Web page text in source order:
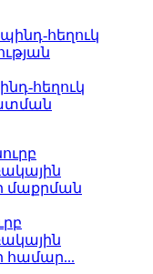
հեղուկ
համար...